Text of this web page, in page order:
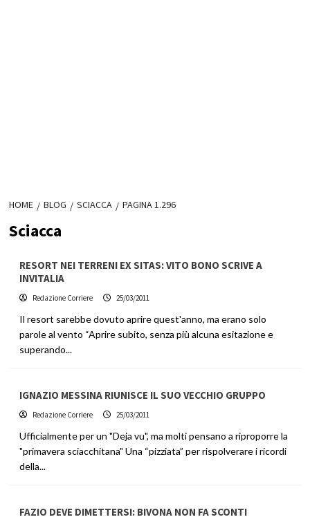
HOME BLOG SCIACCA PAGINA 1.296
Sciacca
RESORT NEI TERRENI EX SITAS: VITO BONO SCRIVE A
INVITALIA
Redazione Corriere 25/03/2011
Il resort sarebbe dovuto aprire quest'anno, ma erano solo
parole al vento “Aprire subito, senza più alcuna esitazione e
superando...
IGNAZIO MESSINA RIUNISCE IL SUO VECCHIO GRUPPO
Redazione Corriere 25/03/2011
Ufficialmente per un "Deja vu", ma molti pensano a riproporre la
"primavera sciacchitana" Una “pizziata” per rispolverare i ricordi
della...
FAZIO DEVE DIMETTERSI: BIVONA NON FA SCONTI